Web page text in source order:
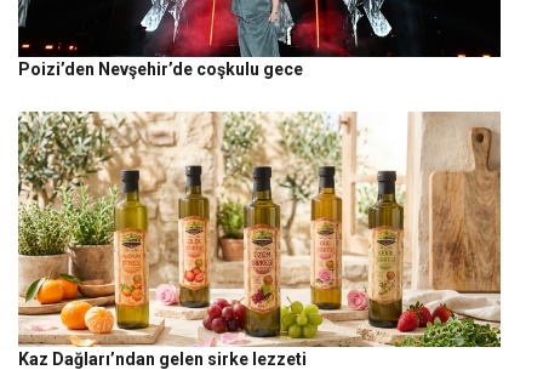
Poizi’den Nevşehir’de coşkulu gece
Kaz Dağları’ndan gelen sirke lezzeti